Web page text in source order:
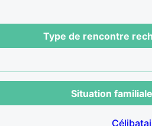
Type de rencontre
Situation familiale